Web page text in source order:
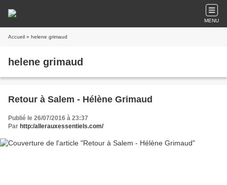
MENU
Accueil » helene grimaud
helene grimaud
Retour à Salem - Hélène Grimaud
Publié le 26/07/2016 à 23:37
Par http:/allerauxessentiels.com/